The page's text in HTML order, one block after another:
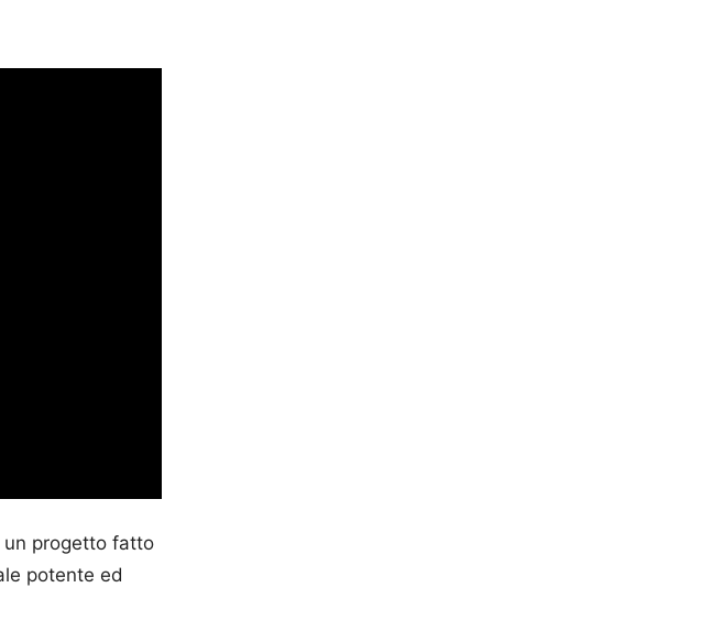
un progetto fatto
potente ed